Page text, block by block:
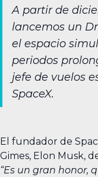
A partir de
lancemos un
el espacio
periodos
jefe de vuelos
SpaceX.
El fundador de
Gimes, Elon Musk,
“Es un gran honor,